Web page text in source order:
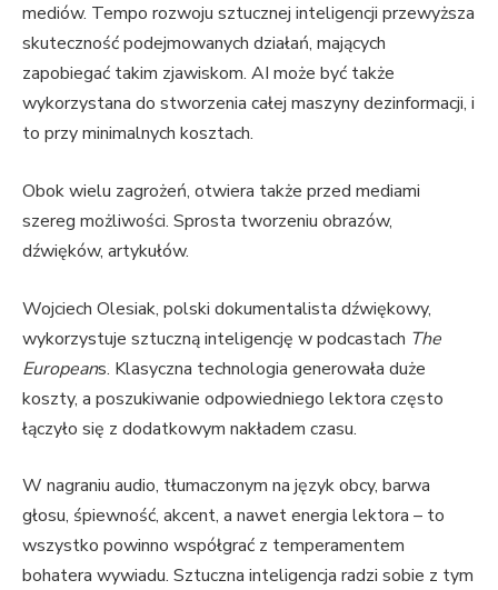
mediów. Tempo rozwoju sztucznej inteligencji przewyższa
skuteczność podejmowanych działań, mających
zapobiegać takim zjawiskom. AI może być także
wykorzystana do stworzenia całej maszyny dezinformacji, i
to przy minimalnych kosztach.
Obok wielu zagrożeń, otwiera także przed mediami
szereg możliwości. Sprosta tworzeniu obrazów,
dźwięków, artykułów.
Wojciech Olesiak, polski dokumentalista dźwiękowy,
wykorzystuje sztuczną inteligencję w podcastach The
Europeans. Klasyczna technologia generowała duże
koszty, a poszukiwanie odpowiedniego lektora często
łączyło się z dodatkowym nakładem czasu.
W nagraniu audio, tłumaczonym na język obcy, barwa
głosu, śpiewność, akcent, a nawet energia lektora – to
wszystko powinno współgrać z temperamentem
bohatera wywiadu. Sztuczna inteligencja radzi sobie z tym